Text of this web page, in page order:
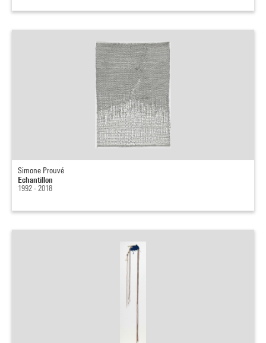
Simone Prouvé
Echantillon
1992 - 2018